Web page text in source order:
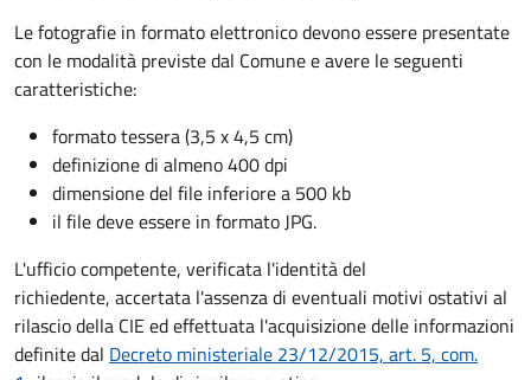
Le fotografie in formato elettronico devono essere presentate
con le modalità previste dal Comune e avere le seguenti
caratteristiche:
formato tessera (3,5 x 4,5 cm)
definizione di almeno 400 dpi
dimensione del file inferiore a 500 kb
il file deve essere in formato JPG.
L'ufficio competente, verificata l'identità del
richiedente, accertata l'assenza di eventuali motivi ostativi al
rilascio della CIE ed effettuata l'acquisizione delle informazioni
definite dal Decreto ministeriale 23/12/2015, art. 5, com.